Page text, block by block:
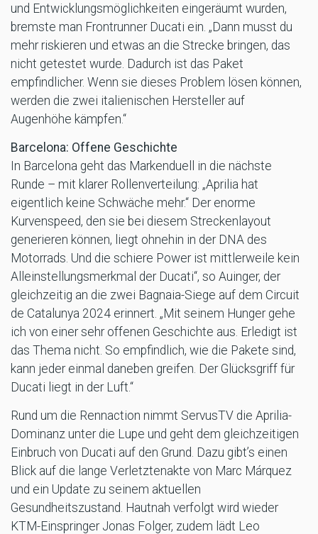
und Entwicklungsmöglichkeiten eingeräumt wurden,
bremste man Frontrunner Ducati ein. „Dann musst du
mehr riskieren und etwas an die Strecke bringen, das
nicht getestet wurde. Dadurch ist das Paket
empfindlicher. Wenn sie dieses Problem lösen können,
werden die zwei italienischen Hersteller auf
Augenhöhe kämpfen.“
Barcelona: Offene Geschichte
In Barcelona geht das Markenduell in die nächste
Runde – mit klarer Rollenverteilung: „Aprilia hat
eigentlich keine Schwäche mehr.“ Der enorme
Kurvenspeed, den sie bei diesem Streckenlayout
generieren können, liegt ohnehin in der DNA des
Motorrads. Und die schiere Power ist mittlerweile kein
Alleinstellungsmerkmal der Ducati“, so Auinger, der
gleichzeitig an die zwei Bagnaia-Siege auf dem Circuit
de Catalunya 2024 erinnert. „Mit seinem Hunger gehe
ich von einer sehr offenen Geschichte aus. Erledigt ist
das Thema nicht. So empfindlich, wie die Pakete sind,
kann jeder einmal daneben greifen. Der Glücksgriff für
Ducati liegt in der Luft.“
Rund um die Rennaction nimmt ServusTV die Aprilia-
Dominanz unter die Lupe und geht dem gleichzeitigen
Einbruch von Ducati auf den Grund. Dazu gibt’s einen
Blick auf die lange Verletztenakte von Marc Márquez
und ein Update zu seinem aktuellen
Gesundheitszustand. Hautnah verfolgt wird wieder
KTM-Einspringer Jonas Folger, zudem lädt Leo